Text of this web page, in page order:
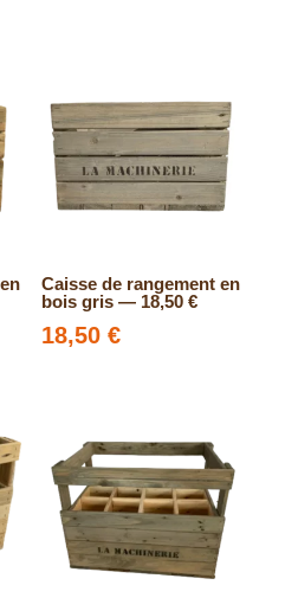
Caisse de rangement en
bois gris — 18,50 €
18,50€